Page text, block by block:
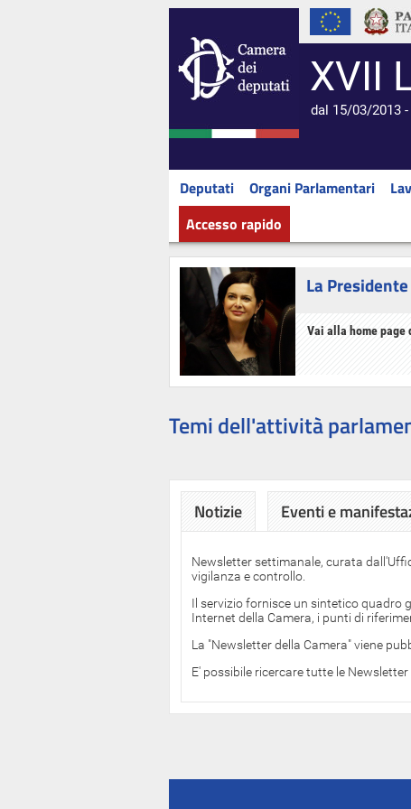
XVII
dal 15/03/2013
Deputati Organi Parlamentari
Accesso rapido
La Presidente
Vai alla home page
Temi dell'attività
Notizie Eventi e
Newsletter settimanale, curata
vigilanza e controllo.
Il servizio fornisce un sintetico quadro
Internet della Camera, i punti di
La "Newsletter della Camera" viene
E' possibile ricercare tutte le